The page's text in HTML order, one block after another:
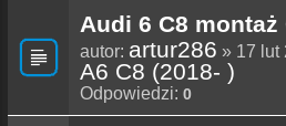
Audi 6 C8 montaż
autor: artur286 » 17 lut
A6 C8 (2018- )
Odpowiedzi: 0